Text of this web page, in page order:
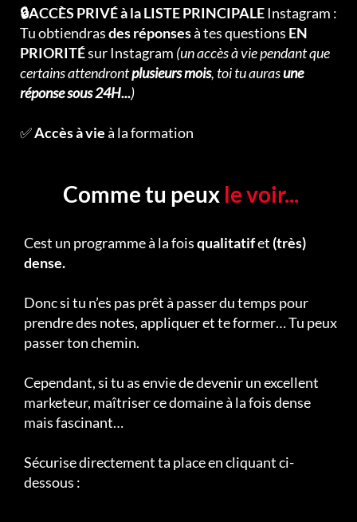
🔒ACCÈS PRIVÉ à la LISTE PRINCIPALEInstagram :
Tu obtiendrasdes réponsesà tes questions EN
PRIORITÉsur Instagram (un accès à vie pendant que
certains attendrontplusieurs mois, toi tu aurasune
réponse sous 24H...)
✅Accès à vieà la formation
Comme tu peux le voir...
Cest un programme à la foisqualitatifet (très)
dense.
Donc si tu n’es pas prêt à passer du temps pour
prendre des notes, appliquer et te former… Tu peux
passer ton chemin.
Cependant, si tu as envie de devenir un excellent
marketeur, maîtriser ce domaine à la fois dense
mais fascinant…
Sécurise directement ta place en cliquant ci-
dessous :